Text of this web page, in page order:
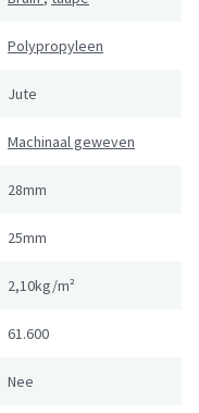
Polypropyleen
Jute
Machinaal geweven
28mm
25mm
2,10kg/m²
61.600
Nee